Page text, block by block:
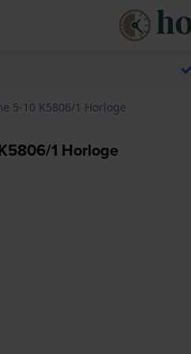
5-10 K5806/1 Horloge
1 Horloge